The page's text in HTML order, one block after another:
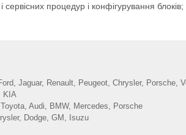
процедур і конфігурування блоків;
Jaguar, Renault, Peugeot, Chrysler, Porsche,
KIA
Audi, BMW, Mercedes, Porsche
Dodge, GM, Isuzu